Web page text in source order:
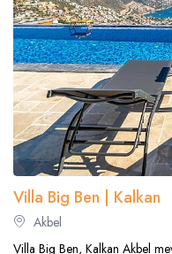
Villa Big Ben | Kalkan
Akbel
Villa Big Ben, Kalkan Akbel